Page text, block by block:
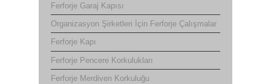
Ferforje Garaj Kapısı
Organizasyon Şirketleri İçin Ferforje Çalışmalar
Ferforje Kapı
Ferforje Pencere Korkulukları
Ferforje Merdiven Korkuluğu